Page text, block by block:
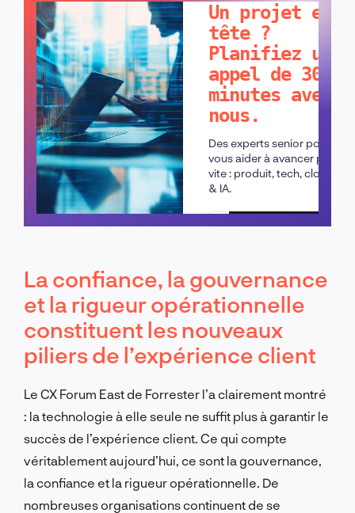
Un projet en
tête ?
Planifiez un
appel de 30
minutes avec
nous.
Des experts senior pour
vous aider à avancer plus
vite : produit, tech, cloud
& IA.
Planifier un appel
La confiance, la gouvernance
et la rigueur opérationnelle
constituent les nouveaux
piliers de l’expérience client
Le CX Forum East de Forrester l’a clairement montré
: la technologie à elle seule ne suffit plus à garantir le
succès de l’expérience client. Ce qui compte
véritablement aujourd’hui, ce sont la gouvernance,
la confiance et la rigueur opérationnelle. De
nombreuses organisations continuent de se